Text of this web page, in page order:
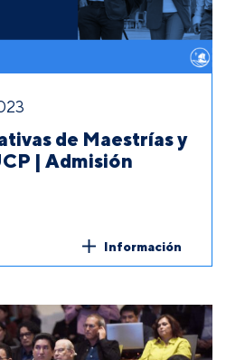
de Maestrías y
| Admisión
Información